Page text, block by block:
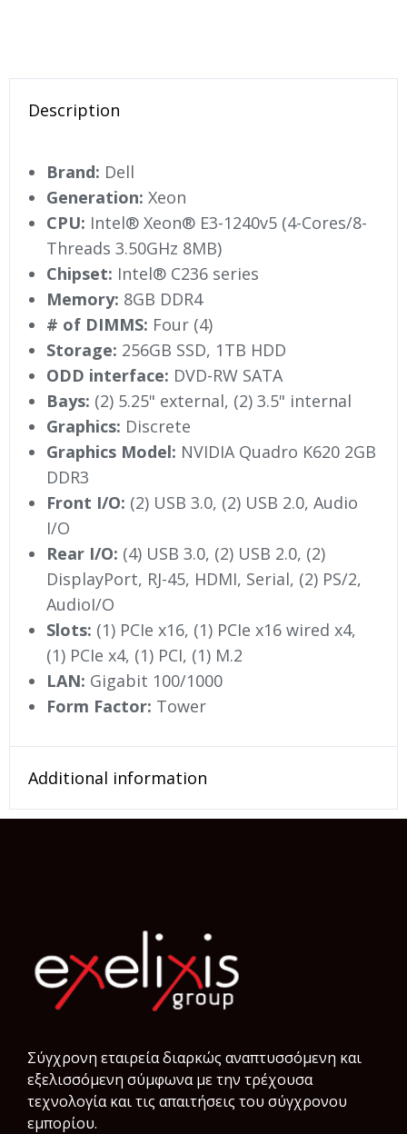
Description
Brand: Dell
Generation: Xeon
CPU: Intel® Xeon® E3-1240v5 (4-Cores/8-
Threads 3.50GHz 8MB)
Chipset: Intel® C236 series
Memory: 8GB DDR4
# of DIMMS: Four (4)
Storage: 256GB SSD, 1TB HDD
ODD interface: DVD-RW SATA
Bays: (2) 5.25" external, (2) 3.5" internal
Graphics: Discrete
Graphics Model: NVIDIA Quadro K620 2GB
DDR3
Front I/O: (2) USB 3.0, (2) USB 2.0, Audio
I/O
Rear I/O: (4) USB 3.0, (2) USB 2.0, (2)
DisplayPort, RJ-45, HDMI, Serial, (2) PS/2,
AudioI/O
Slots: (1) PCIe x16, (1) PCIe x16 wired x4,
(1) PCIe x4, (1) PCI, (1) M.2
LAN: Gigabit 100/1000
Form Factor: Tower
Additional information
Σύγχρονη εταιρεία διαρκώς αναπτυσσόμενη και
εξελισσόμενη σύμφωνα µε την τρέχουσα
τεχνολογία και τις απαιτήσεις του σύγχρονου
εμπορίου.